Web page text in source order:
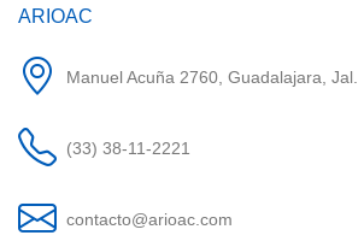
ARIOAC
Manuel Acuña 2760, Guadalajara, Jal.
(33) 38-11-2221
contacto@arioac.com